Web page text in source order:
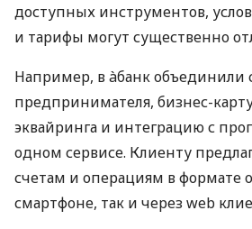
доступных инструментов,
и тарифы могут существенно
Например, в àбанк объединили
предпринимателя, бизнес-
эквайринга и интеграцию с
одном сервисе. Клиенту
счетам и операциям в формате
смартфоне, так и через web